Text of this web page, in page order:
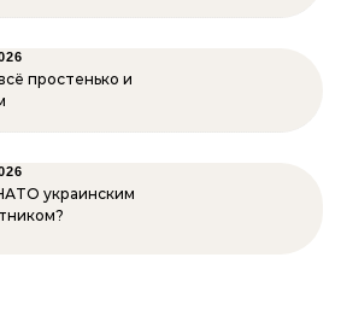
простенько и
украинским